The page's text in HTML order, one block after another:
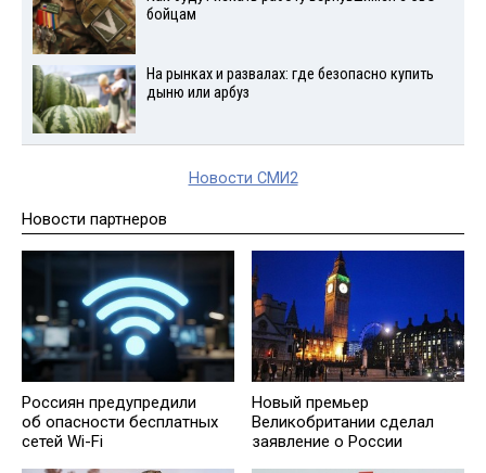
бойцам
На рынках и развалах: где безопасно купить
дыню или арбуз
Новости СМИ2
Новости партнеров
Россиян предупредили
об опасности бесплатных
сетей Wi-Fi
Новый премьер
Великобритании сделал
заявление о России